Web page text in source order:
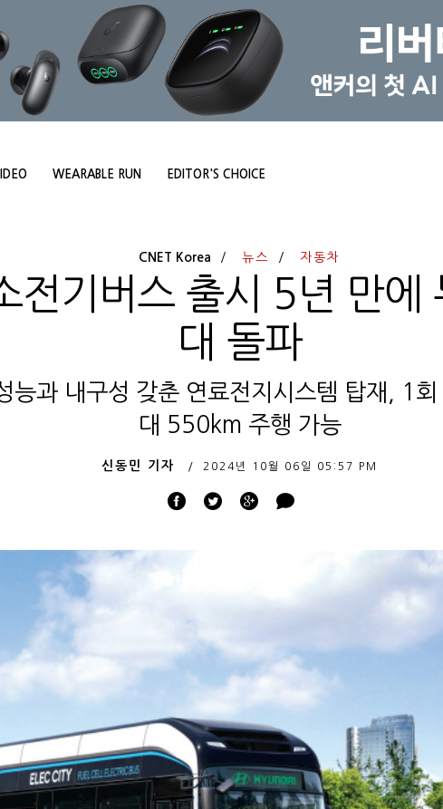
WEARABLE RUN EDITOR'S CHOICE
CNET Korea 뉴스 자동차
전기버스 출시 5년 만에
대 돌파
능과 내구성 갖춘 연료전지시스템 탑재, 1
대 550km 주행 가능
신동민 기자 2024년 10월 06일 05:57 PM